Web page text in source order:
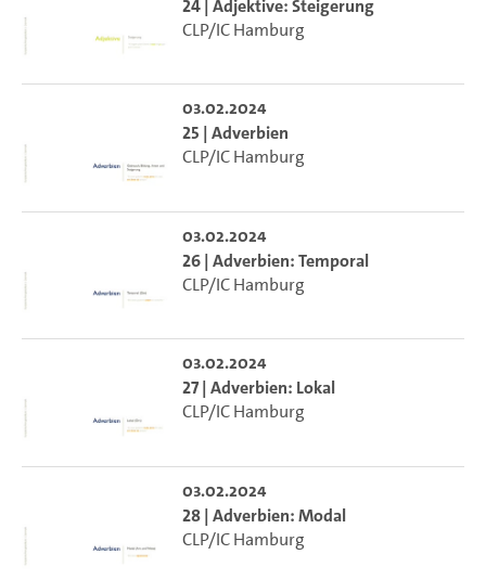
24 | Adjektive: Steigerung
CLP/IC Hamburg
03.02.2024
25 | Adverbien
CLP/IC Hamburg
03.02.2024
26 | Adverbien: Temporal
CLP/IC Hamburg
03.02.2024
27 | Adverbien: Lokal
CLP/IC Hamburg
03.02.2024
28 | Adverbien: Modal
CLP/IC Hamburg